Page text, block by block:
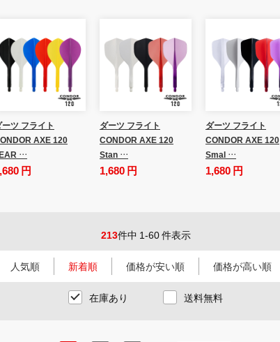
ーツ フライト
AXE 120
…
円
ダーツ フライト
CONDOR AXE 120
Stan …
1,680 円
ダーツ フライト
CONDOR AXE 120
Smal …
1,680 円
213件中 1-60 件表示
人気順 新着順 価格が安い順 価格が高い順
在庫あり 送料無料